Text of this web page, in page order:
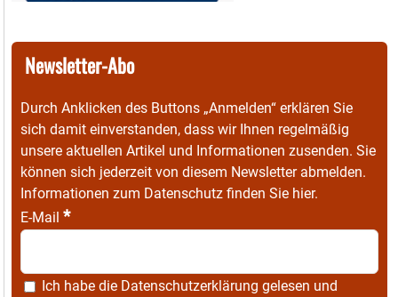
Newsletter-Abo
Durch Anklicken des Buttons „Anmelden“ erklären Sie
sich damit einverstanden, dass wir Ihnen regelmäßig
unsere aktuellen Artikel und Informationen zusenden. Sie
können sich jederzeit von diesem Newsletter abmelden.
Informationen zum Datenschutz finden Sie hier.
E-Mail *
Ich habe die Datenschutzerklärung gelesen und